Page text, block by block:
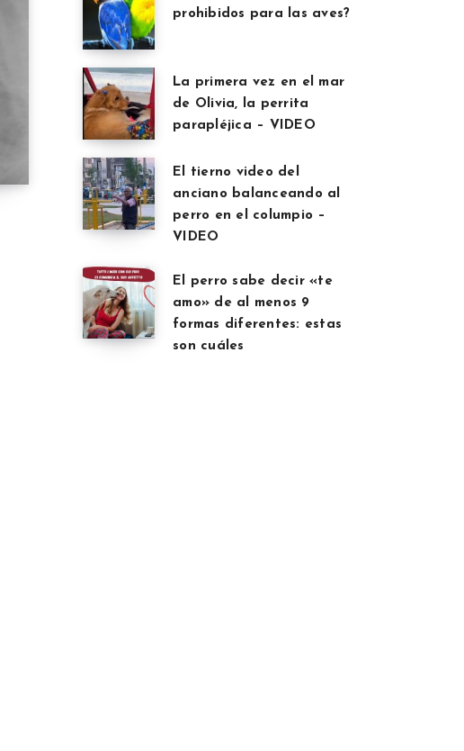
prohibidos para las aves?
La primera vez en el mar
de Olivia, la perrita
parapléjica – VIDEO
El tierno video del
anciano balanceando al
perro en el columpio –
VIDEO
El perro sabe decir «te
amo» de al menos 9
formas diferentes: estas
son cuáles